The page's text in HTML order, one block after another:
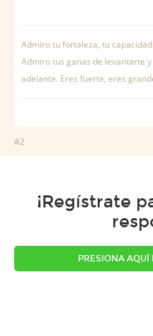
Admiro tu fortaleza, tu
Admiro tus ganas de levantarte
adelante. Eres fuerte, eres
#2
¡Regístrate
PRESIONA AQUÍ